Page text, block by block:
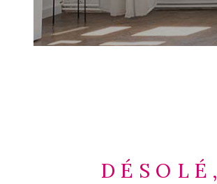
DÉSOLÉ,